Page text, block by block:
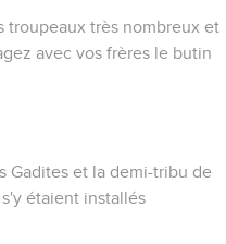
troupeaux très nombreux et
avec vos frères le butin
Gadites et la demi-tribu de
étaient installés